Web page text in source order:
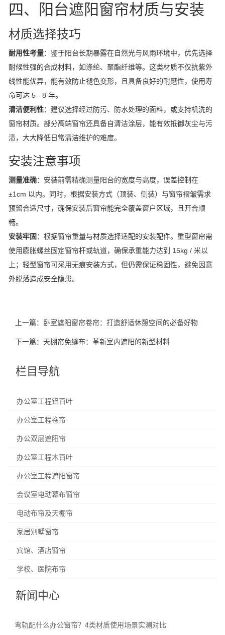
四、阳台遮阳窗帘材质与安装
材质选择技巧
耐用性考量：鉴于阳台长期暴露在自然光与风雨环境中，优先选择
耐候性强的合成材料，如涤纶、聚酯纤维等。这类材质不仅抗紫外
线性能优异，能有效防止褪色变形，且具备良好的耐磨性，使用寿
命可达 5 - 8 年。
清洁便利性：建议选择经过防污、防水处理的面料，或支持机洗的
窗帘材质。部分高端窗帘还具备自清洁涂层，能有效抵御灰尘与污
渍，大大降低日常清洁维护的难度。
安装注意事项
测量准确：安装前需精确测量阳台的宽度与高度，误差控制在
±1cm 以内。同时，根据安装方式（顶装、侧装）与窗帘褶皱需求
预留合适尺寸，确保安装后窗帘能完全覆盖窗户区域，且开合顺
畅。
安装牢固 ：根据窗帘重量与材质选择适配的安装配件。重型窗帘需
使用膨胀螺丝固定窗帘杆或轨道，确保承重能力达到 15kg / 米以
上；轻型窗帘可采用无痕安装方式，但仍需保证稳固性，避免因意
外脱落造成安全隐患。
上一篇： 卧室遮阳窗帘卷帘：打造舒适休憩空间的必备好物
下一篇： 天棚帘免缝布：革新室内遮阳的新型材料
栏目导航
办公室工程铝百叶
办公室工程卷帘
办公双层遮阳帘
办公室工程木百叶
办公室工程遮阳窗帘
会议室电动幕布窗帘
电动布帘及天棚帘
家居别墅窗帘
宾馆、酒店窗帘
学校、医院布帘
新闻中心
弯轨配什么办公窗帘？4类材质使用场景实测对比